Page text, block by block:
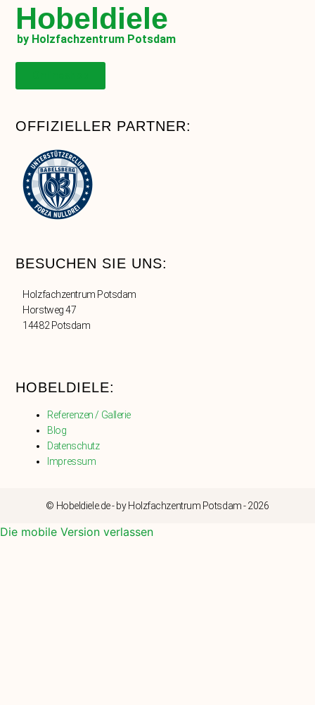
Hobeldiele
by Holzfachzentrum Potsdam
OFFIZIELLER PARTNER:
BESUCHEN SIE UNS:
Holzfachzentrum Potsdam
Horstweg 47
14482 Potsdam
HOBELDIELE:
Referenzen / Gallerie
Blog
Datenschutz
Impressum
© Hobeldiele.de - by Holzfachzentrum Potsdam - 2026
Die mobile Version verlassen